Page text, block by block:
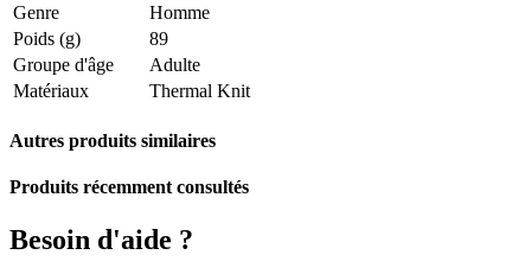
Genre
Homme
Poids (g)
89
Groupe d'âge
Adulte
Matériaux
Thermal Knit
Autres produits similaires
Produits récemment consultés
Besoin d'aide ?